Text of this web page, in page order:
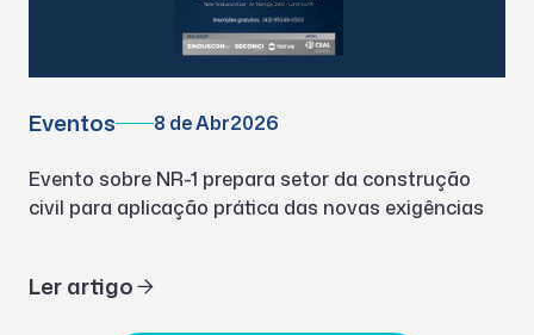
Eventos 8 de Abr2026
Evento sobre NR-1 prepara setor da construção
civil para aplicação prática das novas exigências
Ler artigo